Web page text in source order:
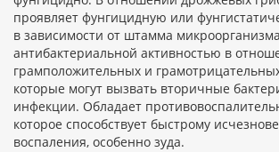
проявляет фунгицидную или
в зависимости от штамма
антибактериальной активностью в
грамположительных и
которые могут вызвать вторичные
инфекции. Обладает
которое способствует быстрому
воспаления, особенно зуда.